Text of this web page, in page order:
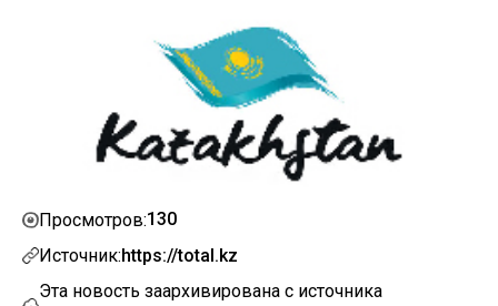
Просмотров:130
Источник:https://total.kz
Эта новость заархивирована с источника